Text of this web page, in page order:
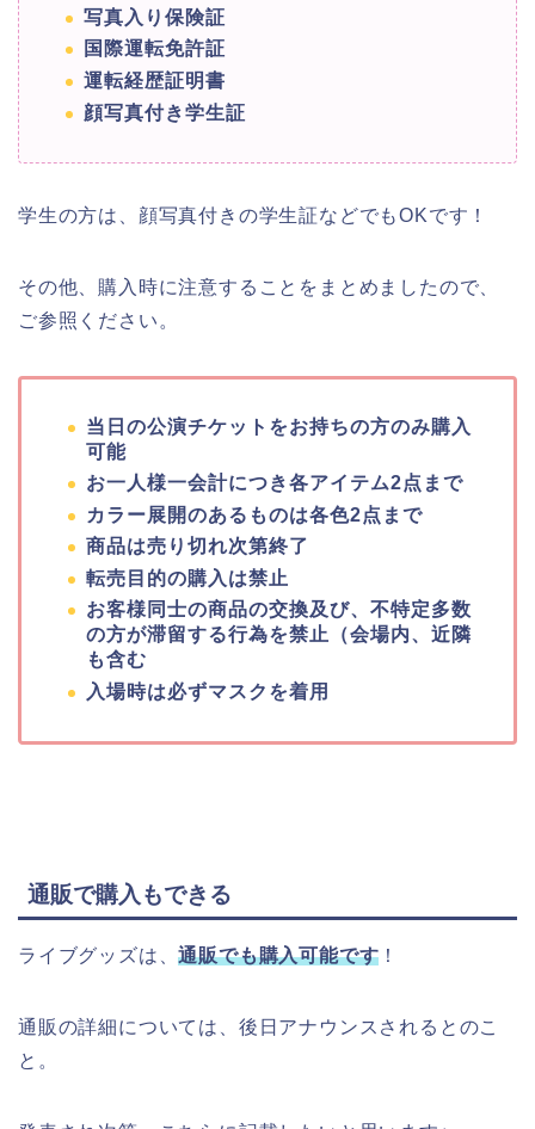
写真入り保険証
国際運転免許証
運転経歴証明書
顔写真付き学生証
学生の方は、顔写真付きの学生証などでもOKです！
その他、購入時に注意することをまとめましたので、
ご参照ください。
当日の公演チケットをお持ちの方のみ購入
可能
お一人様一会計につき各アイテム2点まで
カラー展開のあるものは各色2点まで
商品は売り切れ次第終了
転売目的の購入は禁止
お客様同士の商品の交換及び、不特定多数
の方が滞留する行為を禁止（会場内、近隣
も含む
入場時は必ずマスクを着用
通販で購入もできる
ライブグッズは、通販でも購入可能です ！
通販の詳細については、後日アナウンスされるとのこ
と。